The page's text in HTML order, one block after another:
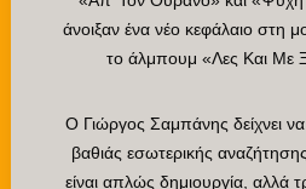
άνοιξαν ένα νέο κεφάλαιο στη
το άλμπουμ «Λες Και Με
Ο Γιώργος Σαμπάνης δείχνει
βαθιάς εσωτερικής
είναι απλώς δημιουργία,